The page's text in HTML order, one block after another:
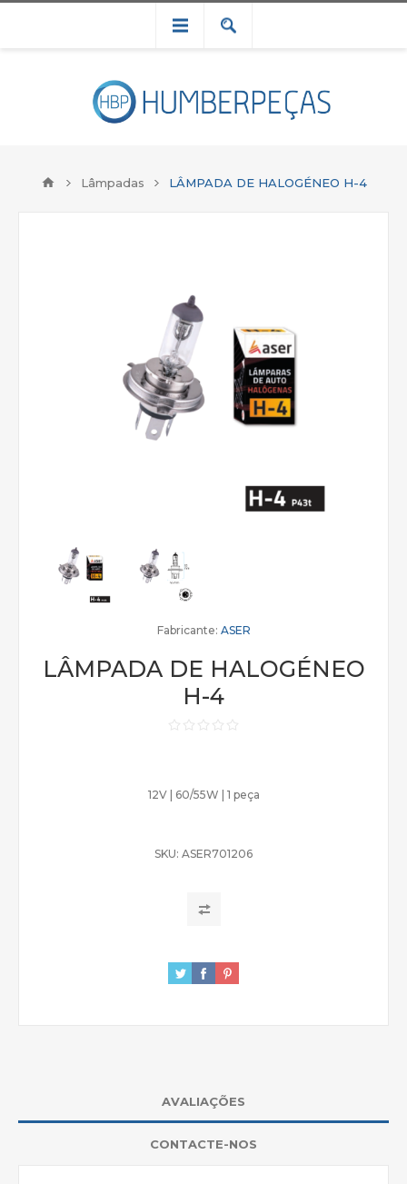
Lâmpadas LÂMPADA DE HALOGÉNEO H-4
Fabricante: ASER
LÂMPADA DE HALOGÉNEO
H-4
12V | 60/55W | 1 peça
SKU: ASER701206
AVALIAÇÕES
CONTACTE-NOS